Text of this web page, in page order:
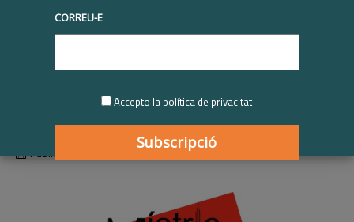
Forn de Pa Místric |
Participant RSE.Pime
2020-2021
Publicat
CORREU-E
Accepto la política de privacitat